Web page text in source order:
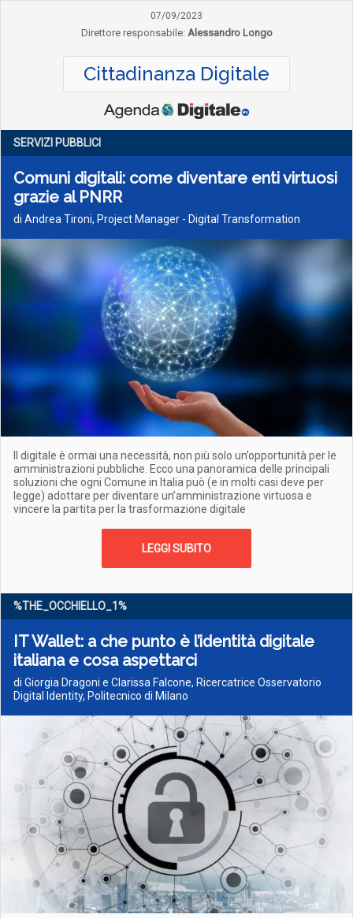
07/09/2023
Direttore responsabile: Alessandro Longo
Cittadinanza Digitale
SERVIZI PUBBLICI
Comuni digitali: come diventare enti virtuosi
grazie al PNRR
di Andrea Tironi, Project Manager - Digital Transformation
Il digitale è ormai una necessità, non più solo un’opportunità per le
amministrazioni pubbliche. Ecco una panoramica delle principali
soluzioni che ogni Comune in Italia può (e in molti casi deve per
legge) adottare per diventare un’amministrazione virtuosa e
vincere la partita per la trasformazione digitale
LEGGI SUBITO
%THE_OCCHIELLO_1%
IT Wallet: a che punto è l’identità digitale
italiana e cosa aspettarci
di Giorgia Dragoni e Clarissa Falcone, Ricercatrice Osservatorio
Digital Identity, Politecnico di Milano